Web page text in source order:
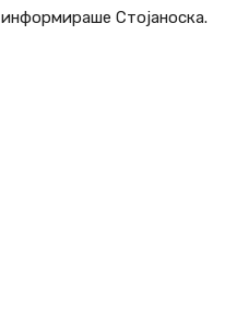
информираше Стојаноска.